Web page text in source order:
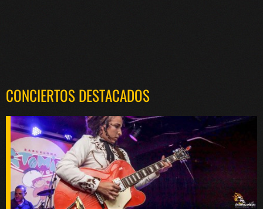
CONCIERTOS DESTACADOS